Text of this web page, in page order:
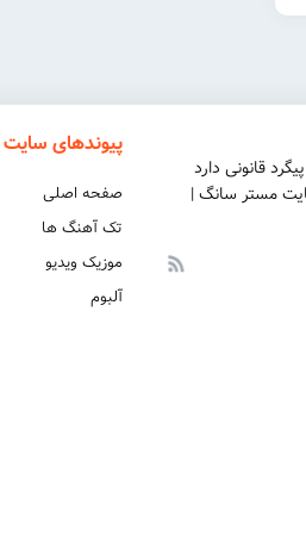
قانونی دارد
مستر سانگ |
پیوندهای سایت
صفحه اصلی
تک آهنگ ها
موزیک ویدیو
آلبوم